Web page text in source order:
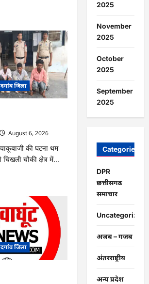
जिला
August 6, 2026
की घटना थम
चिखली चौकी क्षेत्र में...
जिला
2025
November
2025
October
2025
September
2025
Categories
DPR
छत्तीसगढ
समाचार
Uncategorized
अजब – गजब
अंतरराष्ट्रीय
अन्य प्रदेश